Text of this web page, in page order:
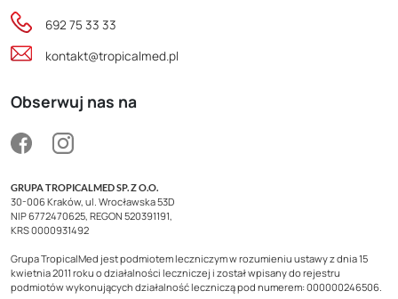
692 75 33 33
kontakt@tropicalmed.pl
Obserwuj nas na
GRUPA TROPICALMED SP. Z O.O.
30-006 Kraków, ul. Wrocławska 53D
NIP 6772470625, REGON 520391191,
KRS 0000931492
Grupa TropicalMed jest podmiotem leczniczym w rozumieniu ustawy z dnia 15
kwietnia 2011 roku o działalności leczniczej i został wpisany do rejestru
podmiotów wykonujących działalność leczniczą pod numerem: 000000246506.